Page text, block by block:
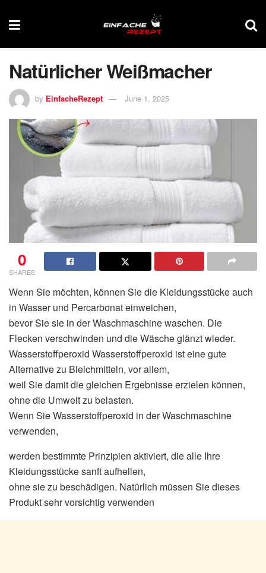
Natürlicher Weißmacher
by EinfacheRezept June 1, 2025
0
SHARES
Wenn Sie möchten, können Sie die Kleidungsstücke auch
in Wasser und Percarbonat einweichen,
bevor Sie sie in der Waschmaschine waschen. Die
Flecken verschwinden und die Wäsche glänzt wieder.
Wasserstoffperoxid Wasserstoffperoxid ist eine gute
Alternative zu Bleichmitteln, vor allem,
weil Sie damit die gleichen Ergebnisse erzielen können,
ohne die Umwelt zu belasten.
Wenn Sie Wasserstoffperoxid in der Waschmaschine
verwenden,
werden bestimmte Prinzipien aktiviert, die alle Ihre
Kleidungsstücke sanft aufhellen,
ohne sie zu beschädigen. Natürlich müssen Sie dieses
Produkt sehr vorsichtig verwenden